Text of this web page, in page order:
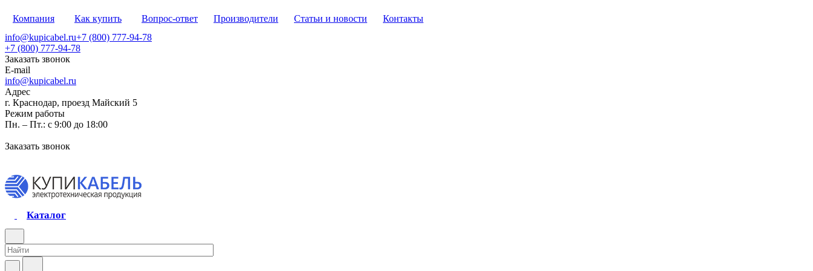
Компания Как купить Вопрос-ответ Производители Статьи и новости
Контакты
info@kupicabel.ru+7 (800) 777-94-78
+7 (800) 777-94-78
Заказать звонок
E-mail
info@kupicabel.ru
Адрес
г. Краснодар, проезд Майский 5
Режим работы
Пн. – Пт.: с 9:00 до 18:00
Заказать звонок
Каталог